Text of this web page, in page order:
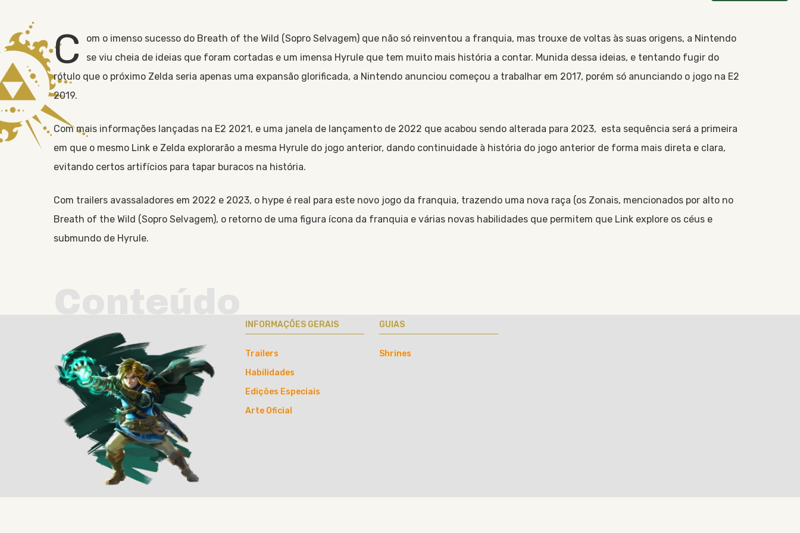
C om o imenso sucesso do Breath of the Wild Sopro Selvagem que não só reinventou a franquia, mas trouxe de voltas às suas origens, a Nintendo
se viu cheia de ideias que foram cortadas e um imensa Hyrule que tem muito mais história a contar. Munida dessa ideias, e tentando fugir do
rótulo que o próximo Zelda seria apenas uma expansão glorificada, a Nintendo anunciou começou a trabalhar em 2017, porém só anunciando o jogo na E2
2019.
Com mais informações lançadas na E2 2021, e uma janela de lançamento de 2022 que acabou sendo alterada para 2023, esta sequência será a primeira
em que o mesmo Link e Zelda explorarão a mesma Hyrule do jogo anterior, dando continuidade à história do jogo anterior de forma mais direta e clara,
evitando certos artifícios para tapar buracos na história.
Com trailers avassaladores em 2022 e 2023, o hype é real para este novo jogo da franquia, trazendo uma nova raça (os Zonais, mencionados por alto no
Breath of the Wild
Sopro Selvagem , o retorno de uma figura ícona da franquia e várias novas habilidades que permitem que Link explore os céus e
submundo de Hyrule.
INFORMAÇÕES GERAIS
Trailers
Habilidades
Edições Especiais
Arte Oficial
GUIAS
Shrines